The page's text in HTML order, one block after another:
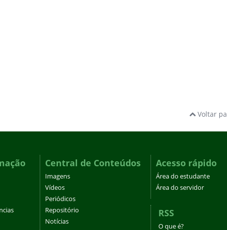
Voltar
Central de Conteúdos
Imagens
Vídeos
Periódicos
Repositório
Notícias
Acesso rápido
Área do estudante
Área do servidor
RSS
O que é?